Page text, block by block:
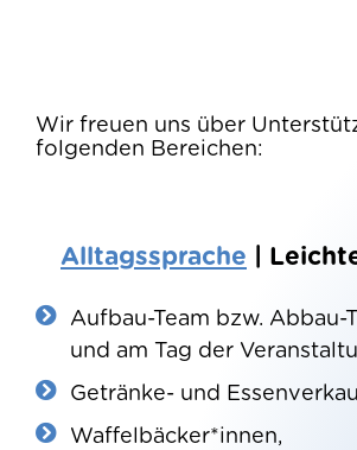
Wir freuen uns über
folgenden Bereichen:
Alltagssprache
Aufbau-Team bzw. Abbau-
und am Tag der
Getränke- und
Waffelbäcker*innen,